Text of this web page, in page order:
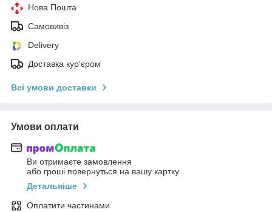
Нова Пошта
Самовивіз
Delivery
Доставка кур'єром
Всі умови доставки
Умови оплати
Ви отримаєте замовлення
або гроші повернуться на вашу картку
Детальніше
Оплатити частинами